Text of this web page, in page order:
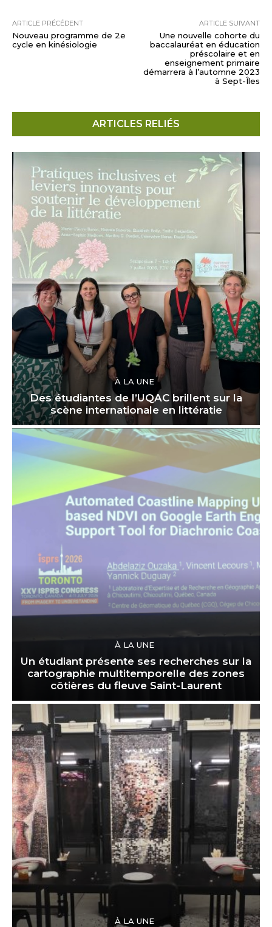
ARTICLE PRÉCÉDENT
Nouveau programme de 2e
cycle en kinésiologie
ARTICLE SUIVANT
Une nouvelle cohorte du
baccalauréat en éducation
préscolaire et en
enseignement primaire
démarrera à l’automne 2023
à Sept-Îles
ARTICLES RELIÉS
À LA UNE
Des étudiantes de l’UQAC brillent sur la
scène internationale en littératie
À LA UNE
Un étudiant présente ses recherches sur la
cartographie multitemporelle des zones
côtières du fleuve Saint-Laurent
À LA UNE